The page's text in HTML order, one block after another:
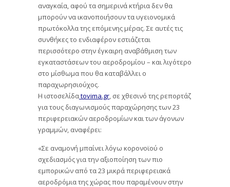
αναγκαία, αφού τα σημερινά κτήρια δεν θα
μπορούν να ικανοποιήσουν τα υγειονομικά
πρωτόκολλα της επόμενης μέρας. Σε αυτές τις
συνθήκες το ενδιαφέρον εστιάζεται
περισσότερο στην έγκαιρη αναβάθμιση των
εγκαταστάσεων του αεροδρομίου – και λιγότερο
στο μίσθωμα που θα καταβάλλει ο
παραχωρησιούχος.
Η ιστοσελίδαtovima.gr, σε χθεσινό της ρεπορτάζ
για τους διαγωνισμούς παραχώρησης των 23
περιφερειακών αεροδρομίων και των άγονων
γραμμών, αναφέρει:
«Σε αναμονή μπαίνει λόγω κορονοϊού ο
σχεδιασμός για την αξιοποίηση των πιο
εμπορικών από τα 23 μικρά περιφερειακά
αεροδρόμια της χώρας που παραμένουν στην